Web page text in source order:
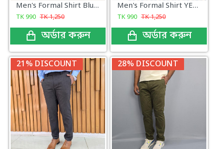
Men's Formal Shirt Blue Mini Check
TK990 TK1,250
অর্ডার করুন
Men's Formal Shirt YELLOW Check
TK990 TK1,250
অর্ডার করুন
21% DISCOUNT 28% DISCOUNT